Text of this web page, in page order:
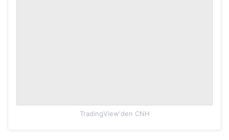
TradingView'den CNH